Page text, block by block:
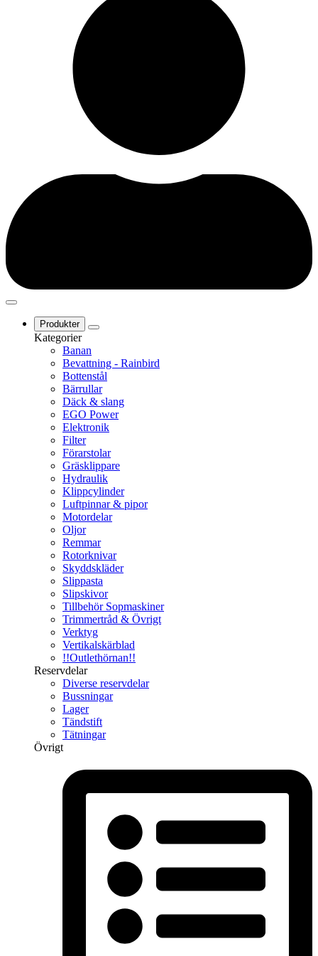
Produkter
Kategorier
Banan
Bevattning - Rainbird
Bottenstål
Bärrullar
Däck & slang
EGO Power
Elektronik
Filter
Förarstolar
Gräsklippare
Hydraulik
Klippcylinder
Luftpinnar & pipor
Motordelar
Oljor
Remmar
Rotorknivar
Skyddskläder
Slippasta
Slipskivor
Tillbehör Sopmaskiner
Trimmertråd & Övrigt
Verktyg
Vertikalskärblad
!!Outlethörnan!!
Reservdelar
Diverse reservdelar
Bussningar
Lager
Tändstift
Tätningar
Övrigt